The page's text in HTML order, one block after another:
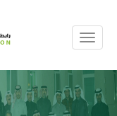
MENUE